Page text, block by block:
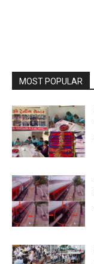
MOST POPULAR